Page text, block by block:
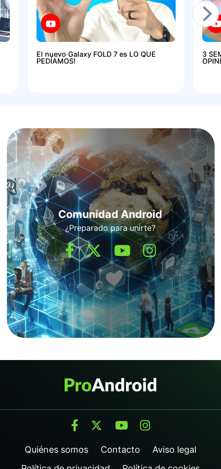
El nuevo Galaxy FOLD 7 es LO QUE
PEDÍAMOS!
3
Comunidad Android
¿Preparado para unirte?
Quiénes somos Contacto
Aviso legal